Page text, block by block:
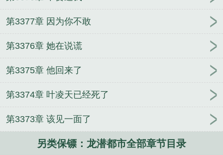
电视剧
另类保镖龙潜都市叶凌天李雨欣结局
另类保
镖龙潜都市叶凌天
另类保镖龙潜都市超凡兵王叶凌
天
另类保镖龙潜都市结局怎么样的
另类保镖龙潜都
市叶凌天李雨欣 另类保镖龙潜都市叶凌天李雨欣多
类保镖龙潜都市免费阅读
另类保镖龙潜都市人物介
市听书 另类保镖龙潜都市几个女主
另类保镖龙潜都
第3377章 因为你不敢
第3376章 她在说谎
第3375章 他回来了
第3374章 叶凌天已经死了
第3373章 该见一面了
另类保镖：龙潜都市全部章节目录